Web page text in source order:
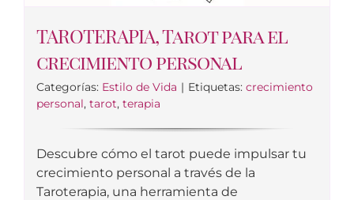
TAROTERAPIA, Tarot para el
crecimiento personal
Categorías: Estilo de Vida | Etiquetas: crecimiento
personal, tarot, terapia
Descubre cómo el tarot puede impulsar tu
crecimiento personal a través de la
Taroterapia, una herramienta de